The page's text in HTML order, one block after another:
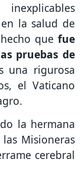
la salud de
que fue
pruebas de
una rigurosa
el Vaticano
la hermana
Misioneras
cerebral